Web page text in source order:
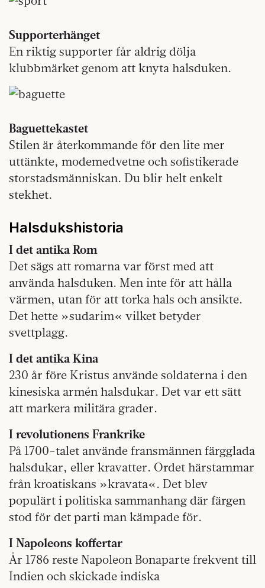
Supporterhänget
En riktig supporter får aldrig dölja
klubbmärket genom att knyta halsduken.
Baguettekastet
Stilen är återkommande för den lite mer
uttänkte, modemedvetne och sofistikerade
storstadsmänniskan. Du blir helt enkelt
stekhet.
Halsdukshistoria
I det antika Rom
Det sägs att romarna var först med att
använda halsduken. Men inte för att hålla
värmen, utan för att torka hals och ansikte.
Det hette »sudarim« vilket betyder
svettplagg.
I det antika Kina
230 år före Kristus använde soldaterna i den
kinesiska armén halsdukar. Det var ett sätt
att markera militära grader.
I revolutionens Frankrike
På 1700-talet använde fransmännen färgglada
hals­dukar, eller kravatter. Ordet härstammar
från kroatiskans »kravata«. Det blev
populärt i politiska sammanhang där färgen
stod för det parti man kämpade för.
I Napoleons koffertar
År 1786 reste Napoleon Bonaparte frekvent till
Indien och skickade indiska